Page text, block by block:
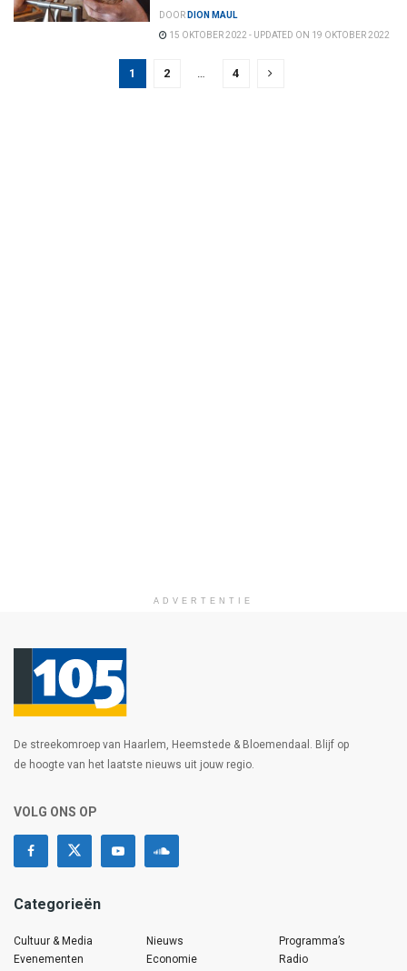
DOOR DION MAUL
15 OKTOBER 2022 - UPDATED ON 19 OKTOBER 2022
1 2 4
ADVERTENTIE
De streekomroep van Haarlem, Heemstede & Bloemendaal. Blijf op
de hoogte van het laatste nieuws uit jouw regio.
VOLG ONS OP
Categorieën
Cultuur & Media
Evenementen
Nieuws
Economie
Programma’s
Radio